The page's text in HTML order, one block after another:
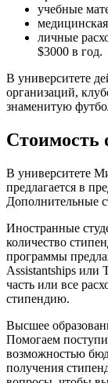
учебные
личные
$3000 в год.
В университете
организаций,
знаменитую
Стоимость
В университете
предлагается в
Дополнительные
Иностранные
количество
программы
Assistantships или
часть или все
стипендию.
Высшее
Помогаем
возможностью
получения